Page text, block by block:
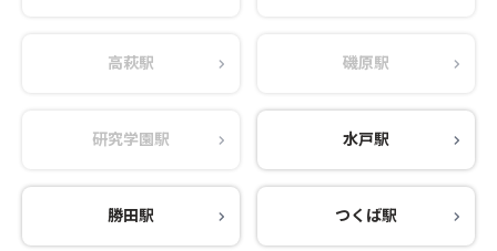
高萩駅 磯原駅
研究学園駅 水戸駅
勝田駅 つくば駅